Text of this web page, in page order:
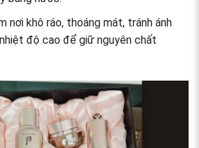
nơi khô ráo, thoáng mát, tránh ánh
độ cao để giữ nguyên chất